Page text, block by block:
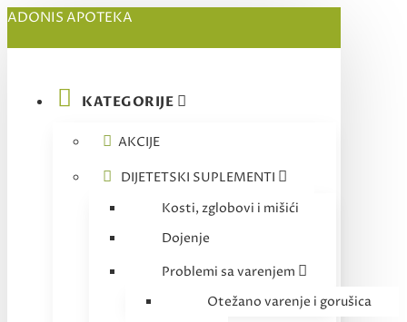
ADONIS APOTEKA
KATEGORIJE
AKCIJE
DIJETETSKI SUPLEMENTI
Kosti, zglobovi i mišići
Dojenje
Problemi sa varenjem
Otežano varenje i gorušica